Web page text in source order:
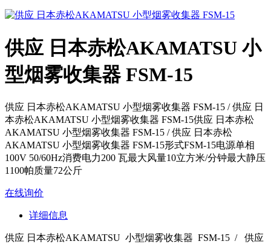
供应 日本赤松AKAMATSU 小
型烟雾收集器 FSM-15
供应 日本赤松AKAMATSU 小型烟雾收集器 FSM-15 / 供应 日
本赤松AKAMATSU 小型烟雾收集器 FSM-15供应 日本赤松
AKAMATSU 小型烟雾收集器 FSM-15 / 供应 日本赤松
AKAMATSU 小型烟雾收集器 FSM-15形式FSM-15电源单相
100V 50/60Hz消费电力200 瓦最大风量10立方米/分钟最大静压
1100帕质量72公斤
在线询价
详细信息
供应 日本赤松AKAMATSU 小型烟雾收集器 FSM-15 / 供应